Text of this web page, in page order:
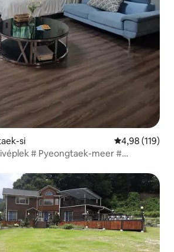
si Gemiddelde
4,98 (119)
# Pyeongtaek-meer #